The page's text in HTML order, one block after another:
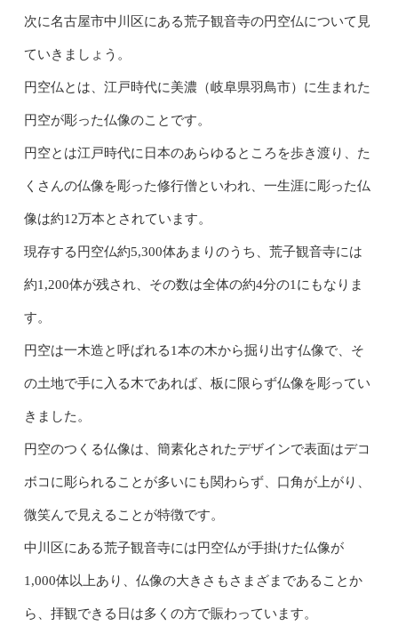
次に名古屋市中川区にある荒子観音寺の円空仏について見
ていきましょう。
円空仏とは、江戸時代に美濃（岐阜県羽鳥市）に生まれた
円空が彫った仏像のことです。
円空とは江戸時代に日本のあらゆるところを歩き渡り、た
くさんの仏像を彫った修行僧といわれ、一生涯に彫った仏
像は約12万本とされています。
現存する円空仏約5,300体あまりのうち、荒子観音寺には
約1,200体が残され、その数は全体の約4分の1にもなりま
す。
円空は一木造と呼ばれる1本の木から掘り出す仏像で、そ
の土地で手に入る木であれば、板に限らず仏像を彫ってい
きました。
円空のつくる仏像は、 簡素化されたデザインで表面はデコ
ボコに彫られることが多いにも関わらず、口角が上がり、
微笑んで見えることが特徴です。
中川区にある荒子観音寺には円空仏が手掛けた仏像が
1,000体以上あり、仏像の大きさもさまざまであることか
ら、拝観できる日は多くの方で賑わっています。